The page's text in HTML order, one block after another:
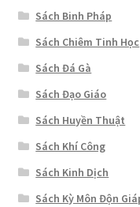
Sách Binh Pháp
Sách Chiêm Tinh Học
Sách Đá Gà
Sách Đạo Giáo
Sách Huyền Thuật
Sách Khí Công
Sách Kinh Dịch
Sách Kỳ Môn Độn